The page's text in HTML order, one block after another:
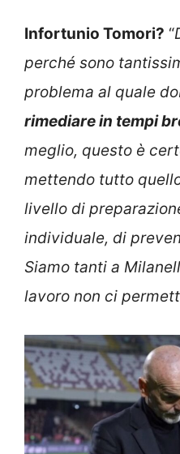
Infortunio Tomori? “
perché sono
problema al quale
rimediare in tempi
meglio, questo è
mettendo tutto
livello di
individuale, di
Siamo tanti a
lavoro non ci